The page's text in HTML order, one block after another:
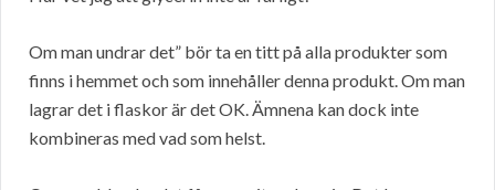
Om man undrar det” bör ta en titt på alla produkter som
finns i hemmet och som innehåller denna produkt. Om man
lagrar det i flaskor är det OK. Ämnena kan dock inte
kombineras med vad som helst.